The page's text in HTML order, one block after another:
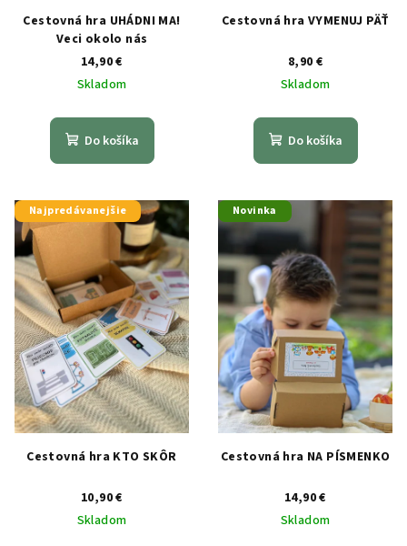
Cestovná hra UHÁDNI MA!
Veci okolo nás
14,90 €
Skladom
Do košíka
Cestovná hra VYMENUJ PÄŤ
8,90 €
Skladom
Do košíka
Najpredávanejšie
Cestovná hra KTO SKÔR
10,90 €
Skladom
Novinka
Cestovná hra NA PÍSMENKO
14,90 €
Skladom